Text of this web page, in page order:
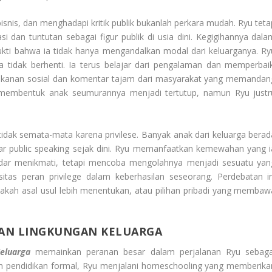
dan menghadapi kritik publik bukanlah perkara mudah. Ryu
dan tuntutan sebagai figur publik di usia dini. Kegigihannya
bahwa ia tidak hanya mengandalkan modal dari keluarganya.
tidak berhenti. Ia terus belajar dari pengalaman dan
sosial dan komentar tajam dari masyarakat yang
anak seumurannya menjadi tertutup, namun Ryu
semata-mata karena privilese. Banyak anak dari keluarga
public speaking sejak dini. Ryu memanfaatkan kemewahan yang
menikmati, tetapi mencoba mengolahnya menjadi sesuatu
peran privilege dalam keberhasilan seseorang. Perdebatan
asal usul lebih menentukan, atau pilihan pribadi yang
LINGKUNGAN KELUARGA
memainkan peranan besar dalam perjalanan Ryu
formal, Ryu menjalani homeschooling yang